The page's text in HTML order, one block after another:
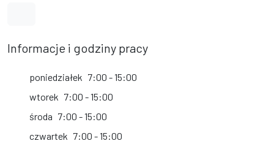
Informacje i godziny pracy
poniedziałek 7:00 - 15:00
wtorek 7:00 - 15:00
środa 7:00 - 15:00
czwartek 7:00 - 15:00